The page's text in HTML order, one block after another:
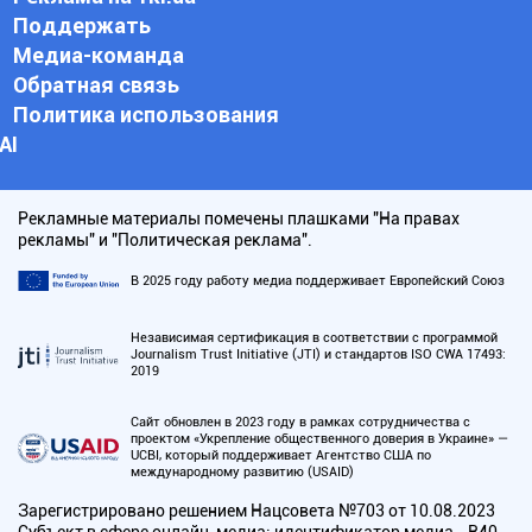
Поддержать
Медиа-команда
Обратная связь
Политика использования
АI
Рекламные материалы помечены плашками "На правах
рекламы" и "Политическая реклама".
В 2025 году работу медиа поддерживает Европейский Союз
Независимая сертификация в соответствии с программой
Journalism Trust Initiative (JTI) и стандартов ISO CWA 17493:
2019
Сайт обновлен в 2023 году в рамках сотрудничества с
проектом «Укрепление общественного доверия в Украине» —
UCBI, который поддерживает Агентство США по
международному развитию (USAID)
Зарегистрировано решением Нацсовета №703 от 10.08.2023